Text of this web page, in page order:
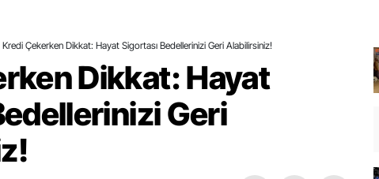
Kredi Çekerken Dikkat: Hayat Sigortası Bedellerinizi Geri Alabilirsiniz!
Dikkat: Hayat
Geri